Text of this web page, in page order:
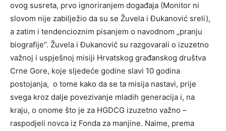
ovog susreta, prvo ignoriranjem događaja (Monitor ni
slovom nije zabilježio da su se Žuvela i Đukanović sreli),
a zatim i tendencioznim pisanjem o navodnom „pranju
biografije“. Žuvela i Đukanović su razgovarali o izuzetno
važnoj i uspješnoj misiji Hrvatskog građanskog društva
Crne Gore, koje sljedeće godine slavi 10 godina
postojanja, o tome kako da se ta misija nastavi, prije
svega kroz dalje povezivanje mladih generacija i, na
kraju, o onome što je za HGDCG izuzetno važno –
raspodjeli novca iz Fonda za manjine. Naime, prema